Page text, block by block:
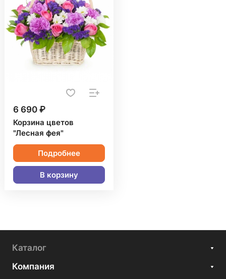
6 690 ₽
Корзина цветов
"Лесная фея"
Подробнее
В корзину
Каталог
Компания